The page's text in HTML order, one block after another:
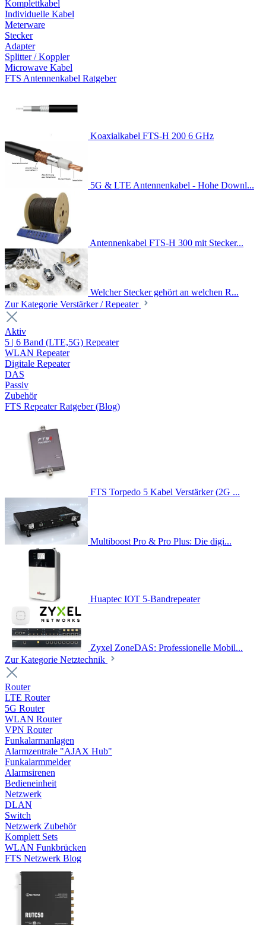
Komplettkabel
Individuelle Kabel
Meterware
Stecker
Adapter
Splitter / Koppler
Microwave Kabel
FTS Antennenkabel Ratgeber
Koaxialkabel FTS-H 200 6 GHz
5G & LTE Antennenkabel - Hohe Downl...
Antennenkabel FTS-H 300 mit Stecker...
Welcher Stecker gehört an welchen R...
Zur Kategorie Verstärker / Repeater
Aktiv
5 | 6 Band (LTE,5G) Repeater
WLAN Repeater
Digitale Repeater
DAS
Passiv
Zubehör
FTS Repeater Ratgeber (Blog)
FTS Torpedo 5 Kabel Verstärker (2G ...
Multiboost Pro & Pro Plus: Die digi...
Huaptec IOT 5-Bandrepeater
Zyxel ZoneDAS: Professionelle Mobil...
Zur Kategorie Netztechnik
Router
LTE Router
5G Router
WLAN Router
VPN Router
Funkalarmanlagen
Alarmzentrale "AJAX Hub"
Funkalarmmelder
Alarmsirenen
Bedieneinheit
Netzwerk
DLAN
Switch
Netzwerk Zubehör
Komplett Sets
WLAN Funkbrücken
FTS Netzwerk Blog